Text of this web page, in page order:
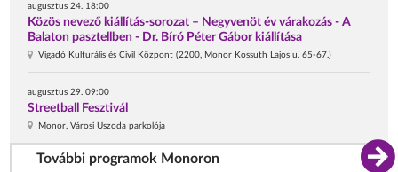
augusztus 24. 18:00
Közös nevező kiállítás-sorozat – Negyvenöt év várakozás - A
Balaton pasztellben - Dr. Bíró Péter Gábor kiállítása
Vigadó Kulturális és Civil Központ (2200, Monor Kossuth Lajos u. 65-67.)
augusztus 29. 09:00
Streetball Fesztivál
Monor, Városi Uszoda parkolója
További programok Monoron